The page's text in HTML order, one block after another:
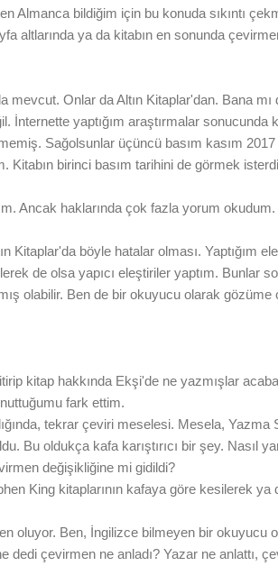
Almanca bildiğim için bu konuda sıkıntı
altlarında ya da kitabın en sonunda
mevcut. Onlar da Altın Kitaplar'dan. Bana
İnternette yaptığım araştırmalar sonucunda
Sağolsunlar üçüncü basım kasım 2017
Kitabın birinci basım tarihini de görmek
Ancak haklarında çok fazla yorum
böyle hatalar olması. Yaptığım
de olsa yapıcı eleştiriler yaptım. Bunlar
olabilir. Ben de bir okuyucu olarak gözüme
kitap hakkında Ekşi'de ne yazmışlar
fark ettim.
tekrar çeviri meselesi. Mesela, Yazma
Bu oldukça kafa karıştırıcı bir şey. Nasıl
değişikliğine mi gidildi?
King kitaplarının kafaya göre kesilerek
oluyor. Ben, İngilizce bilmeyen bir okuyucu
dedi çevirmen ne anladı? Yazar ne anlattı,